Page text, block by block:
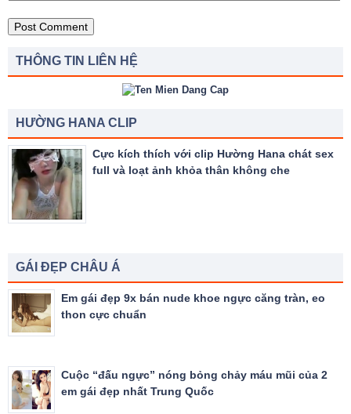
THÔNG TIN LIÊN HỆ
HƯỜNG HANA CLIP
Cực kích thích với clip Hường Hana chát sex
full và loạt ảnh khỏa thân không che
GÁI ĐẸP CHÂU Á
Em gái đẹp 9x bán nude khoe ngực căng tràn, eo
thon cực chuẩn
Cuộc “đấu ngực” nóng bỏng chảy máu mũi của 2
em gái đẹp nhất Trung Quốc